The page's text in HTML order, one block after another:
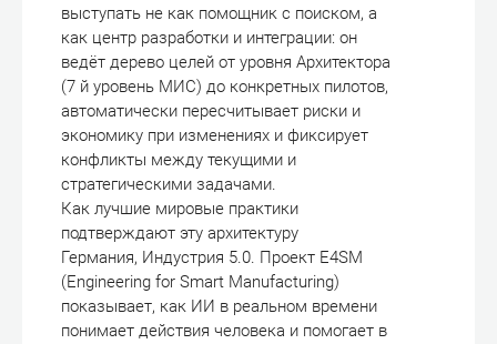
выступать не как помощник с поиском, а
как центр разработки и интеграции: он
ведёт дерево целей от уровня Архитектора
(7 й уровень МИС) до конкретных пилотов,
автоматически пересчитывает риски и
экономику при изменениях и фиксирует
конфликты между текущими и
стратегическими задачами.
Как лучшие мировые практики
подтверждают эту архитектуру
Германия, Индустрия 5.0. Проект E4SM
(Engineering for Smart Manufacturing)
показывает, как ИИ в реальном времени
понимает действия человека и помогает в